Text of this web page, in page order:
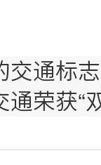
交通标
通荣获“